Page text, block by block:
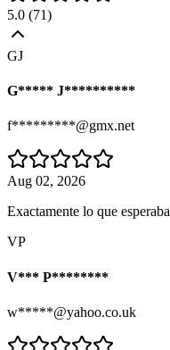
5.0 (71)
GJ
G***** J**********
f*********@gmx.net
Aug 02, 2026
Exactamente lo que esperaba
VP
V*** P********
w*****@yahoo.co.uk